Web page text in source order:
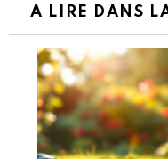
A LIRE DANS